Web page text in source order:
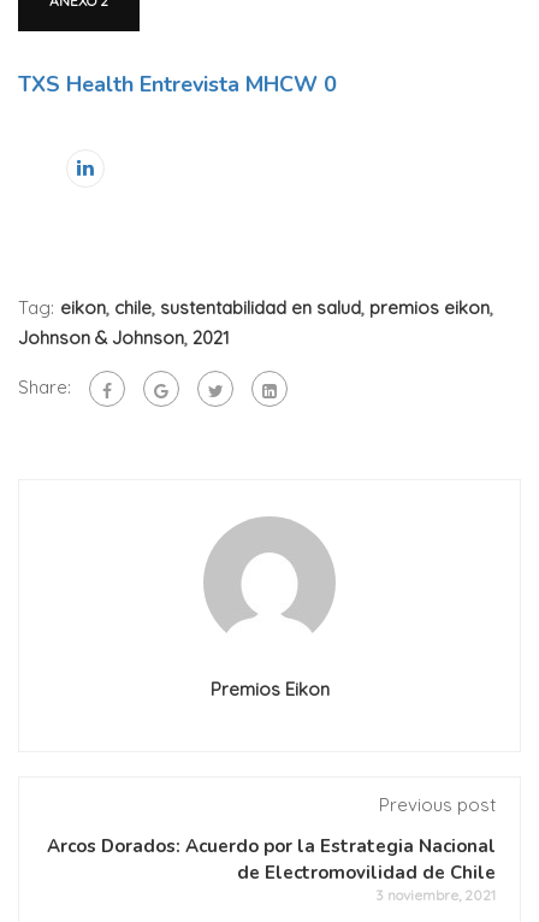
TXS Health Entrevista MHCW 0
Tag: eikon, chile, sustentabilidad en salud, premios eikon,
Johnson & Johnson, 2021
Share:
Premios Eikon
Previous post
Arcos Dorados: Acuerdo por la Estrategia Nacional
de Electromovilidad de Chile
3 noviembre, 2021